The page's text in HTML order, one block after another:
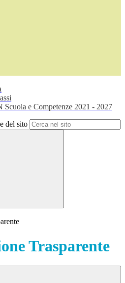
Scuola e Competenze 2021 - 2027
del sito
Trasparente